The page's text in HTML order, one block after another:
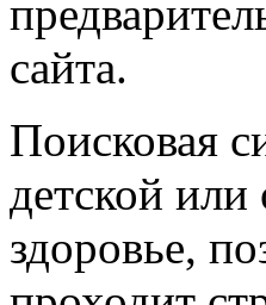
сайта.
Поисковая
детской или
здоровье,